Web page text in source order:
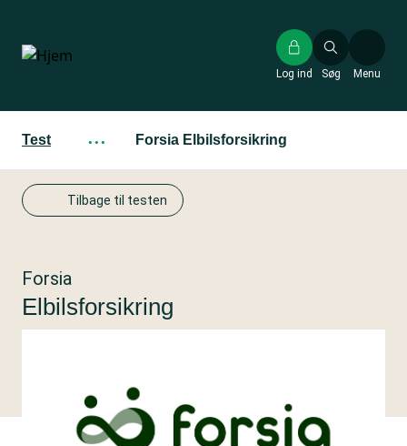
hovedindhold
Søg
Log ind Menu
Test ··· Forsia Elbilsforsikring
Tilbage til testen
Forsia
Elbilsforsikring